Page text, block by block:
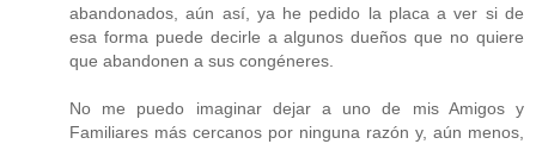
abandonados, aún así, ya he pedido la placa a ver si de
esa forma puede decirle a algunos dueños que no quiere
que abandonen a sus congéneres.
No me puedo imaginar dejar a uno de mis Amigos y
Familiares más cercanos por ninguna razón y, aún menos,